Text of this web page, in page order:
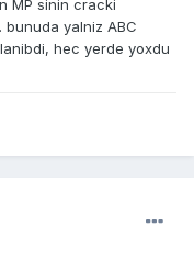
MP sinin cracki
bunuda yalniz ABC
hec yerde yoxdu